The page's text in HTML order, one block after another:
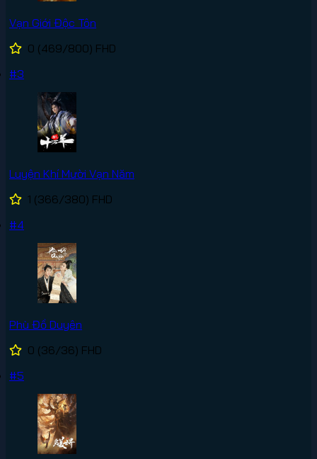
Vạn Giới Độc Tôn
0 (469/800) FHD
#3
Luyện Khí Mười Vạn Năm
1 (366/380) FHD
#4
Phù Đồ Duyên
0 (36/36) FHD
#5